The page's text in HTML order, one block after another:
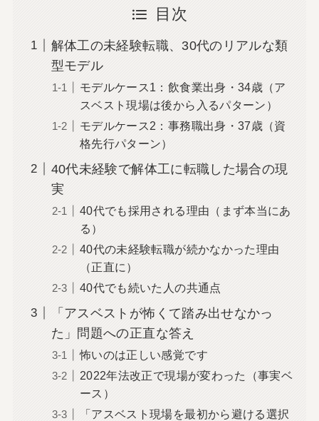
目次
解体工の未経験転職、30代のリアルな類
型モデル
モデルケース1：飲食業出身・34歳（ア
スベスト現場は後から入るパターン）
モデルケース2：事務職出身・37歳（資
格先行パターン）
40代未経験で解体工に転職した場合の現
実
40代でも採用される理由（まず本当にあ
る）
40代の未経験転職が続かなかった理由
（正直に）
40代でも続いた人の共通点
「アスベストが怖くて踏み出せなかっ
た」問題への正直な答え
怖いのは正しい感覚です
2022年法改正で現場が変わった（事実ベ
ース）
「アスベスト現場を最初から避ける選択